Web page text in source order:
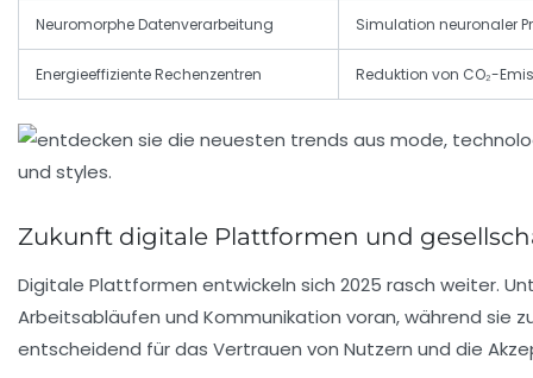
Neuromorphe Datenverarbeitung Simulation neuronaler
Energieeffiziente Rechenzentren Reduktion von CO₂-
Zukunft digitale Plattformen und
Digitale Plattformen entwickeln sich 2025 rasch weiter.
Arbeitsabläufen und Kommunikation voran, während sie
entscheidend für das Vertrauen von Nutzern und die